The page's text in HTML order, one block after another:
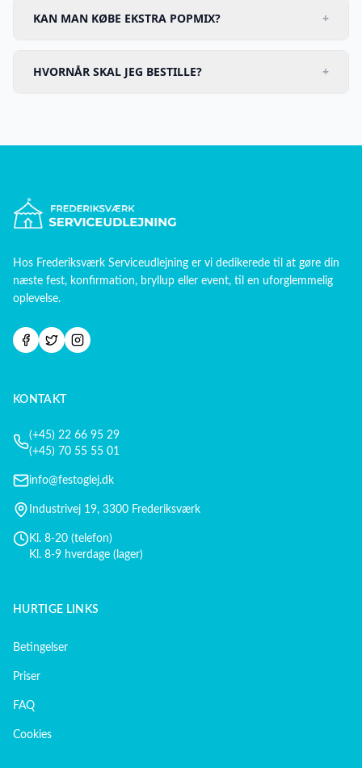
KAN MAN KØBE EKSTRA POPMIX? +
HVORNÅR SKAL JEG BESTILLE? +
Hos Frederiksværk Serviceudlejning er vi dedikerede til at gøre din
næste fest, konfirmation, bryllup eller event, til en uforglemmelig
oplevelse.
KONTAKT
(+45) 22 66 95 29
(+45) 70 55 55 01
info@festoglej.dk
Industrivej 19, 3300 Frederiksværk
Kl. 8-20 (telefon)
Kl. 8-9 hverdage (lager)
HURTIGE LINKS
Betingelser
Priser
FAQ
Cookies